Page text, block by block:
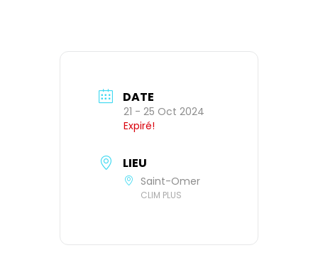
DATE
21 - 25 Oct 2024
Expiré!
LIEU
Saint-Omer
CLIM PLUS